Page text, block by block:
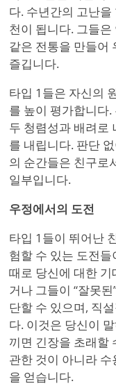
다. 수년간의 고난
천이 됩니다. 그들
같은 전통을 만들어
즐깁니다.
타입 1들은 자신의
를 높이 평가합니다
두 청렴성과 배려로
를 내립니다. 판단
의 순간들은 친구로
일부입니다.
우정에서의 도전
타입 1들이 뛰어난
험할 수 있는 도전
때로 당신에 대한
거나 그들이 “잘못
단할 수 있으며, 직
다. 이것은 당신이
끼면 긴장을 초래할
관한 것이 아니라
을 얻습니다.